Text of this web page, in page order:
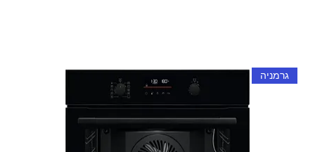
גרמניה